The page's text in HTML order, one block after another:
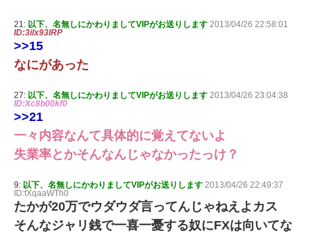
21: 以下、名無しにかわりましてVIPがお送りします 2013/04/26 22:58:01
ID:3ilx93IRP
>>15
なにがあった
27: 以下、名無しにかわりましてVIPがお送りします 2013/04/26 23:04:38
ID:Xc8b00kf0
>>21
一々内容なんて具体的に覚えてないよ
失業率とかそんなんじゃなかったっけ？
9: 以下、名無しにかわりましてVIPがお送りします 2013/04/26 22:49:37
ID:fXqaaWTh0
たかが20万でウダウダ言ってんじゃねえよカス
そんなジャリ銭で一喜一憂する奴にFXは向いてな